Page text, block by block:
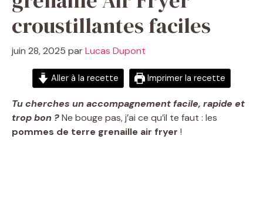
croustillantes faciles
juin 28, 2025 parLucas Dupont
Aller à la recette Imprimer la recette
Tu cherches un accompagnement facile, rapide et
trop bon ?Ne bouge pas, j’ai ce qu’il te faut : les
pommes de terre grenaille air fryer !